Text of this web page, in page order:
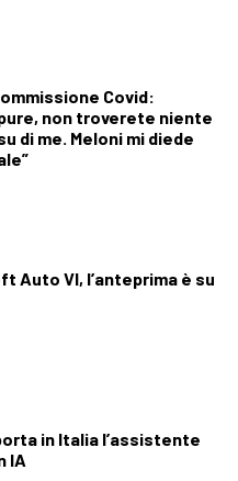
Covid:
non troverete niente
di me. Meloni mi diede
Auto VI, l’anteprima è su
in Italia l’assistente
IA